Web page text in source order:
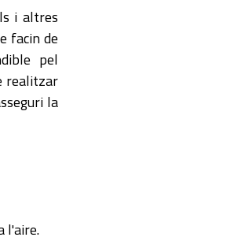
i altres
facin de
pel
realitzar
la
l'aire.